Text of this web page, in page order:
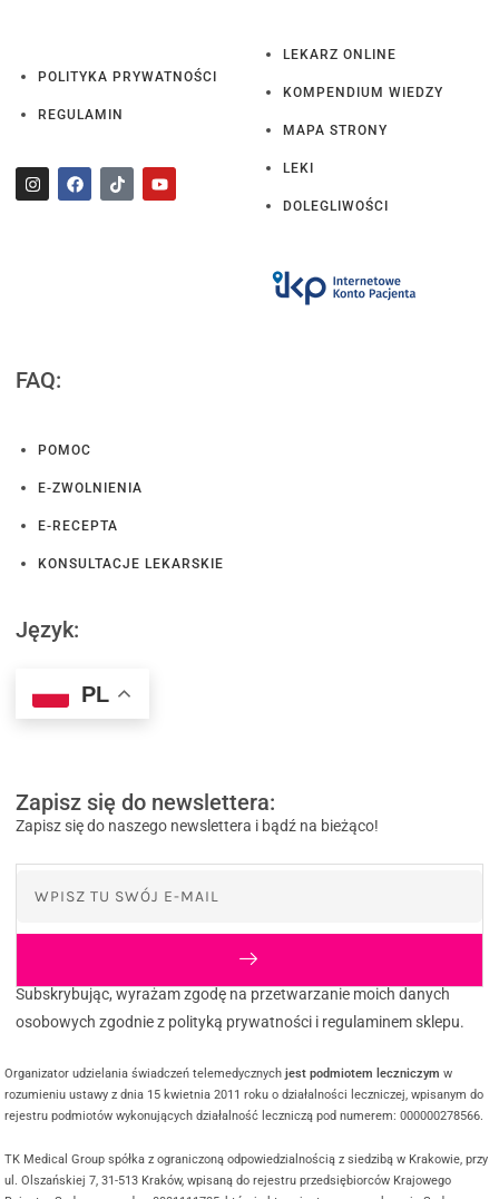
POLITYKA PRYWATNOŚCI
REGULAMIN
LEKARZ ONLINE
KOMPENDIUM WIEDZY
MAPA STRONY
LEKI
DOLEGLIWOŚCI
FAQ:
POMOC
E-ZWOLNIENIA
E-RECEPTA
KONSULTACJE LEKARSKIE
Język:
PL
Zapisz się do newslettera:
Zapisz się do naszego newslettera i bądź na bieżąco!
Subskrybując, wyrażam zgodę na przetwarzanie moich danych
osobowych zgodnie z polityką prywatności i regulaminem sklepu.
Organizator udzielania świadczeń telemedycznychjest podmiotem leczniczym w
rozumieniu ustawy z dnia 15 kwietnia 2011 roku o działalności leczniczej, wpisanym do
rejestru podmiotów wykonujących działalność leczniczą pod numerem: 000000278566.
TK Medical Group spółka z ograniczoną odpowiedzialnością z siedzibą w Krakowie, przy
ul. Olszańskiej 7, 31-513 Kraków, wpisaną do rejestru przedsiębiorców Krajowego